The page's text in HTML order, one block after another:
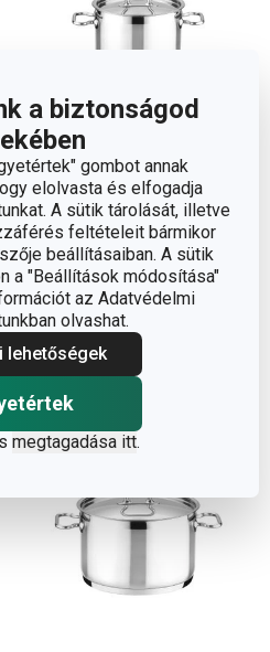
a biztonságod
gombot annak
elolvasta és elfogadja
A sütik tárolását, illetve
feltételeit bármikor
beállításaiban. A sütik
a "Beállítások módosítása"
az Adatvédelmi
olvashat.
lehetőségek
megtagadása itt.
Ingyen szállítás
HOME PROFI fazék
fedővel ø 20 cm, 4,0 l
25 500 Ft
Elérhető a webáruházban
8 márkaboltban elérhető
Kosárba